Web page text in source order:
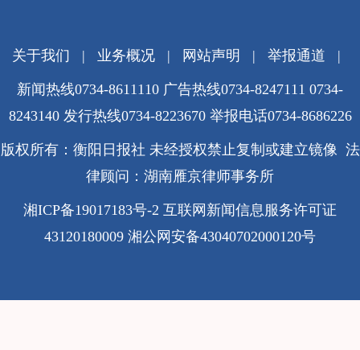
关于我们 | 业务概况| 网站声明 | 举报通道 |
新闻热线0734-8611110 广告热线0734-8247111 0734-
8243140 发行热线0734-8223670 举报电话0734-8686226
版权所有：衡阳日报社 未经授权禁止复制或建立镜像 法
律顾问：湖南雁京律师事务所
湘ICP备19017183号-2 互联网新闻信息服务许可证
43120180009 湘公网安备43040702000120号